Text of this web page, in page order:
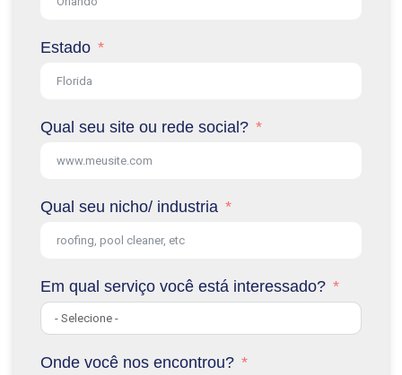
Estado
Qual seu site ou rede social?
Qual seu nicho/ industria
Em qual serviço você está interessado?
Onde você nos encontrou?